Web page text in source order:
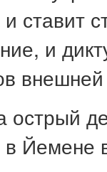
ставит
и
острый
Йемене